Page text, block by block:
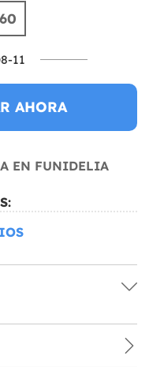
60
11
AHORA
EN FUNIDELIA